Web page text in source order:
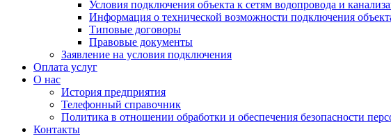
Условия подключения объекта к сетям водопровода и
Информация о технической возможности подключения
Типовые договоры
Правовые документы
Заявление на условия подключения
Оплата услуг
О нас
История предприятия
Телефонный справочник
Политика в отношении обработки и обеспечения безопасности
Контакты